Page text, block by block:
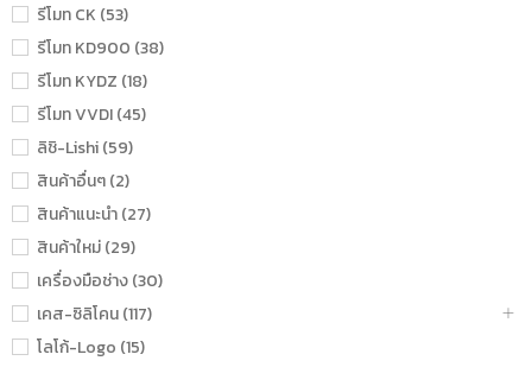
รีโมท CK (53)
รีโมท KD900 (38)
รีโมท KYDZ (18)
รีโมท VVDI (45)
ลิชิ-Lishi (59)
สินค้าอื่นๆ (2)
สินค้าแนะนำ (27)
สินค้าใหม่ (29)
เครื่องมือช่าง (30)
เคส-ซิลิโคน (117)
โลโก้-Logo (15)